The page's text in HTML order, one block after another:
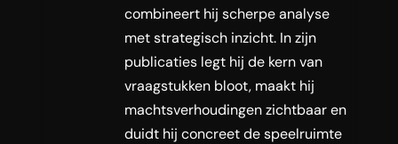
combineert hij scherpe analyse
met strategisch inzicht. In zijn
publicaties legt hij de kern van
vraagstukken bloot, maakt hij
machtsverhoudingen zichtbaar en
duidt hij concreet de speelruimte